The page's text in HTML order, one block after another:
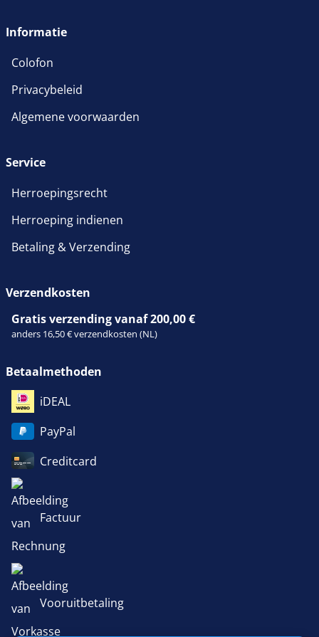
Informatie
Colofon
Privacybeleid
Algemene voorwaarden
Service
Herroepingsrecht
Herroeping indienen
Betaling & Verzending
Verzendkosten
Gratis verzending vanaf 200,00 €
anders 16,50 € verzendkosten (NL)
Betaalmethoden
iDEAL
PayPal
Creditcard
Factuur
Vooruitbetaling